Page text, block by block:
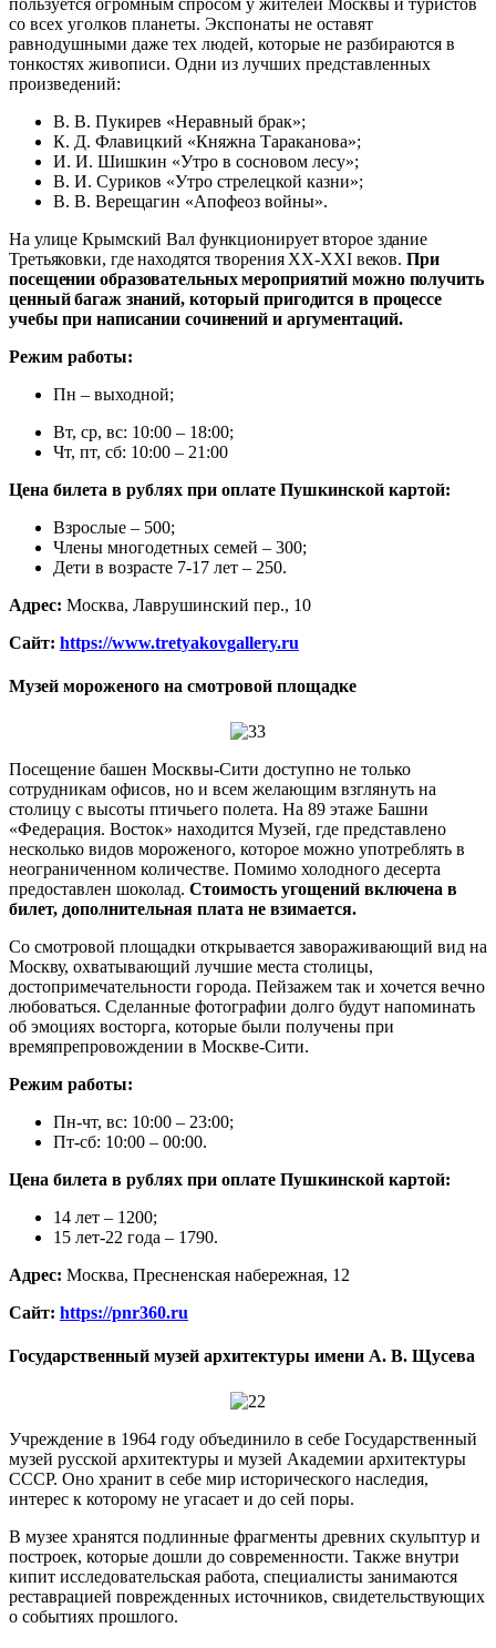
со всех уголков планеты. Экспонаты не оставят
равнодушными даже тех людей, которые не разбираются в
тонкостях живописи. Одни из лучших представленных
произведений:
В. В. Пукирев «Неравный брак»;
К. Д. Флавицкий «Княжна Тараканова»;
И. И. Шишкин «Утро в сосновом лесу»;
В. И. Суриков «Утро стрелецкой казни»;
В. В. Верещагин «Апофеоз войны».
На улице Крымский Вал функционирует второе здание
Третьяковки, где находятся творения XX-XXI веков. При
посещении образовательных мероприятий можно получить
ценный багаж знаний, который пригодится в процессе
учебы при написании сочинений и аргументаций.
Режим работы:
Пн – выходной;
Вт, ср, вс: 10:00 – 18:00;
Чт, пт, сб: 10:00 – 21:00
Цена билета в рублях при оплате Пушкинской картой:
Взрослые – 500;
Члены многодетных семей – 300;
Дети в возрасте 7-17 лет – 250.
Адрес: Москва, Лаврушинский пер., 10
Сайт: https://www.tretyakovgallery.ru
Музей мороженого на смотровой площадке
Посещение башен Москвы-Сити доступно не только
сотрудникам офисов, но и всем желающим взглянуть на
столицу с высоты птичьего полета. На 89 этаже Башни
«Федерация. Восток» находится Музей, где представлено
несколько видов мороженого, которое можно употреблять в
неограниченном количестве. Помимо холодного десерта
предоставлен шоколад. Стоимость угощений включена в
билет, дополнительная плата не взимается.
Со смотровой площадки открывается завораживающий вид на
Москву, охватывающий лучшие места столицы,
достопримечательности города. Пейзажем так и хочется вечно
любоваться. Сделанные фотографии долго будут напоминать
об эмоциях восторга, которые были получены при
времяпрепровождении в Москве-Сити.
Режим работы:
Пн-чт, вс: 10:00 – 23:00;
Пт-сб: 10:00 – 00:00.
Цена билета в рублях при оплате Пушкинской картой:
14 лет – 1200;
15 лет-22 года – 1790.
Адрес: Москва, Пресненская набережная, 12
Сайт: https://pnr360.ru
Государственный музей архитектуры имени А. В. Щусева
Учреждение в 1964 году объединило в себе Государственный
музей русской архитектуры и музей Академии архитектуры
СССР. Оно хранит в себе мир исторического наследия,
интерес к которому не угасает и до сей поры.
В музее хранятся подлинные фрагменты древних скульптур и
построек, которые дошли до современности. Также внутри
кипит исследовательская работа, специалисты занимаются
реставрацией поврежденных источников, свидетельствующих
о событиях прошлого.